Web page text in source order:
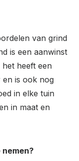
van grind
is een aanwinst
heeft een
en is ook nog
in elke tuin
in maat en